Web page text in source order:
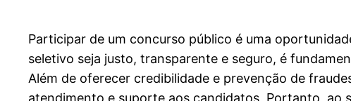
Participar de um concurso público é uma
seletivo seja justo, transparente e seguro, é
Além de oferecer credibilidade e prevenção de
atendimento e suporte aos candidatos. Portanto, ao